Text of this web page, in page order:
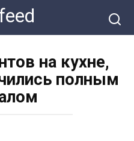
на кухне,
полным